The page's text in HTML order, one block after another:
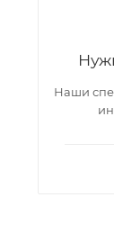
Наши